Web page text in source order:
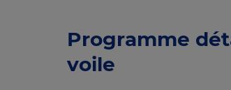
Programme
voile